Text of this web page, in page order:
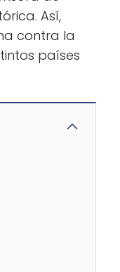
Así,
contra la
países